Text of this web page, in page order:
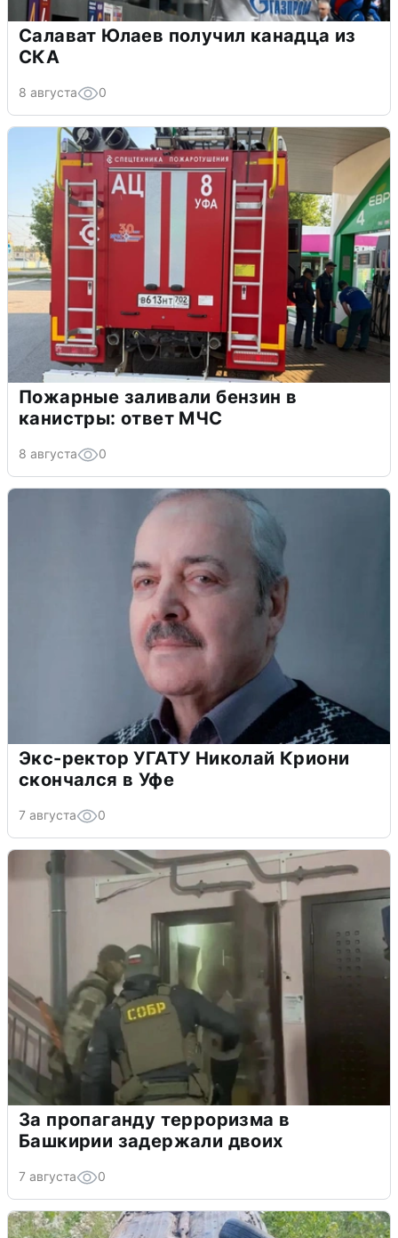
Салават Юлаев получил канадца из
СКА
8 августа 0
Пожарные заливали бензин в
канистры: ответ МЧС
8 августа 0
Экс-ректор УГАТУ Николай Криони
скончался в Уфе
7 августа 0
За пропаганду терроризма в
Башкирии задержали двоих
7 августа 0